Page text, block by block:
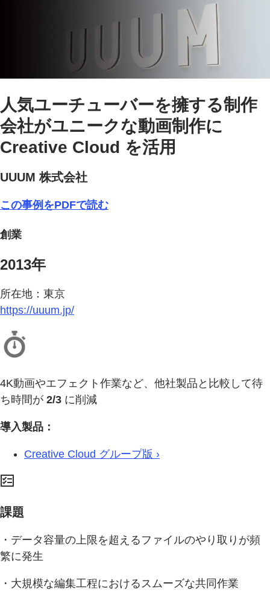
人気ユーチューバーを擁する制作
会社がユニークな動画制作に
Creative Cloud を活用
UUUM 株式会社
この事例をPDFで読む
創業
2013年
所在地：東京
https://uuum.jp/
4K動画やエフェクト作業など、他社製品と比較して待
ち時間が 2/3 に削減
導入製品：
Creative Cloud グループ版 ›
課題
・データ容量の上限を超えるファイルのやり取りが頻
繁に発生
・大規模な編集工程におけるスムーズな共同作業